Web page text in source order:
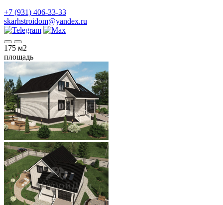
+7 (931) 406-33-33
skarhstroidom@yandex.ru
175 м2
площадь